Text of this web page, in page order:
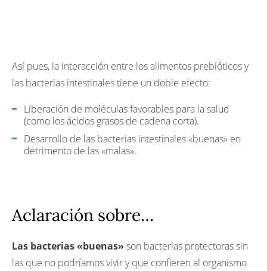
Así pues, la interacción entre los alimentos prebióticos y
las bacterias intestinales tiene un doble efecto:
Liberación de moléculas favorables para la salud
(como los ácidos grasos de cadena corta).
Desarrollo de las bacterias intestinales «buenas» en
detrimento de las «malas».
Aclaración sobre…
Las bacterias «buenas» son bacterias protectoras sin
las que no podríamos vivir y que confieren al organismo